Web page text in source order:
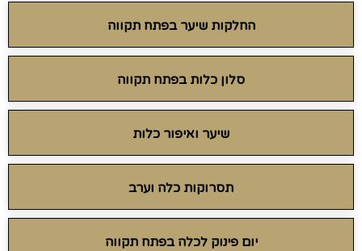
החלקות שיער בפתח תקווה
סלון כלות בפתח תקווה
שיער ואיפור כלות
תסרוקות כלה וערב
יום פינוק לכלה בפתח תקווה